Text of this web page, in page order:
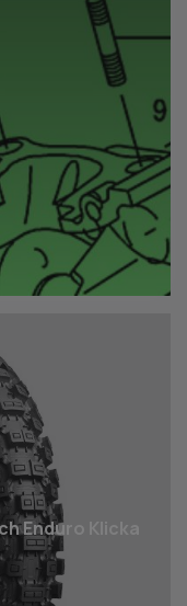
Enduro Klicka